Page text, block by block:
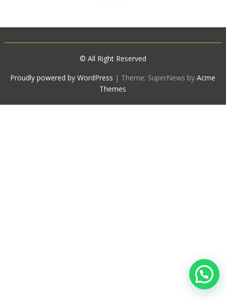
© All Right Reserved
Proudly powered by WordPress | Theme: SuperNews byAcme
Themes